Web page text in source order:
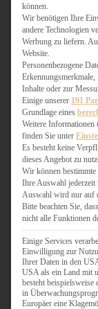
können.
Wir benötigen Ihre
andere Technologien
Werbung zu liefern.
Website.
Personenbezogene
Inhalte oder zur
Einige unserer 191
Grundlage eines
Weitere Informationen
finden Sie unter
Es besteht keine
dieses Angebot zu
Wir können
Ihre Auswahl jederzeit
Auswahl wird nur auf
Bitte beachten Sie,
nicht alle Funktionen
Einige Services
Einwilligung zur
Ihrer Daten in den
USA als ein Land mit
besteht beispielsweise
in
Europäer eine